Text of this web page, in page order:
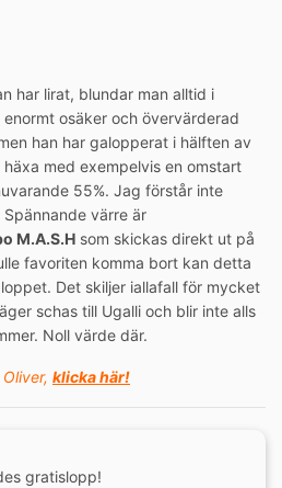
har lirat, blundar man alltid i
osäker och övervärderad
han har galopperat i hälften av
med exempelvis en omstart
55%. Jag förstår inte
Spännande värre är
M.A.S.H som skickas direkt ut på
favoriten komma bort kan detta
Det skiljer iallafall för mycket
schas till Ugalli och blir inte alls
Noll värde där.
klicka här!
gratislopp!